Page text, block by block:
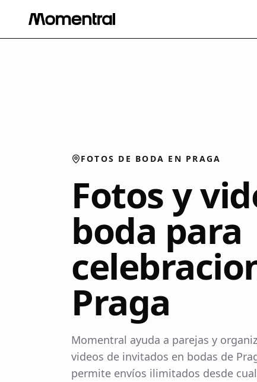
FOTOS DE BODA EN PRAGA
Fotos y
boda para
Praga
Momentral ayuda a parejas y
videos de invitados en bodas de
permite envíos ilimitados desde